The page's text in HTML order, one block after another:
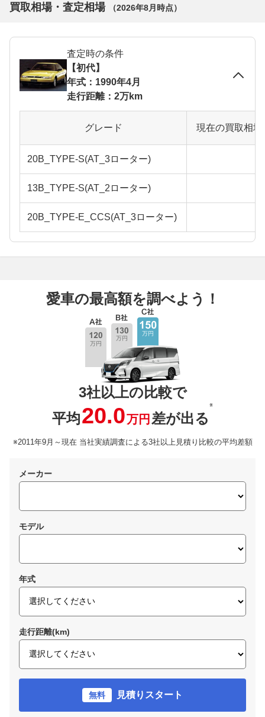
買取相場・査定相場
（2026年8月 時点）
査定時の条件
【初代】
年式：1990年4月
走行距離：2万km
グレード 現在の買取相
20B_TYPE-S(AT_3ローター)
13B_TYPE-S(AT_2ローター)
20B_TYPE-E_CCS(AT_3ローター)
愛車の最高額を調べよう！
3社以上の比較で
平均20.0万円 差が出る
※
※2011年9月～現在 当社実績調査による3社以上見積り比較の平均差額
メーカー
モデル
年式
走行距離(km)
無料 見積りスタート